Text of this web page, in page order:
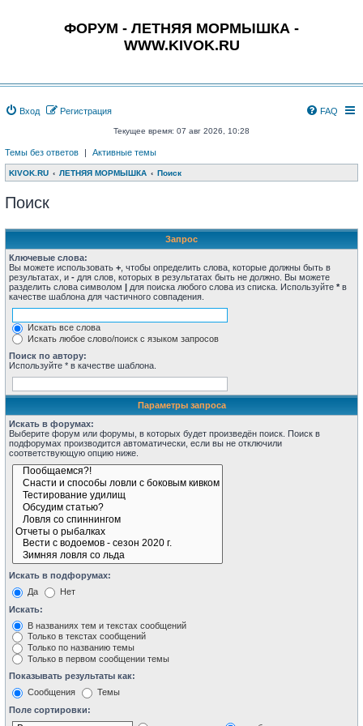
ФОРУМ - ЛЕТНЯЯ МОРМЫШКА -
WWW.KIVOK.RU
Вход Регистрация FAQ
Текущее время: 07 авг 2026, 10:28
Темы без ответов | Активные темы
KIVOK.RU ЛЕТНЯЯ МОРМЫШКА Поиск
Поиск
Запрос
Ключевые слова:
Вы можете использовать + , чтобы определить слова, которые должны быть в
результатах, и - для слов, которых в результатах быть не должно. Вы можете
разделить слова символом | для поиска любого слова из списка. Используйте * в
качестве шаблона для частичного совпадения.
Искать все слова
Искать любое слово/поиск с языком запросов
Поиск по автору:
Используйте * в качестве шаблона.
Параметры запроса
Искать в форумах:
Выберите форум или форумы, в которых будет произведён поиск. Поиск в
подфорумах производится автоматически, если вы не отключили
соответствующую опцию ниже.
Искать в подфорумах:
Да
Нет
Искать:
В названиях тем и текстах сообщений
Только в текстах сообщений
Только по названию темы
Только в первом сообщении темы
Показывать результаты как:
Сообщения
Темы
Поле сортировки: